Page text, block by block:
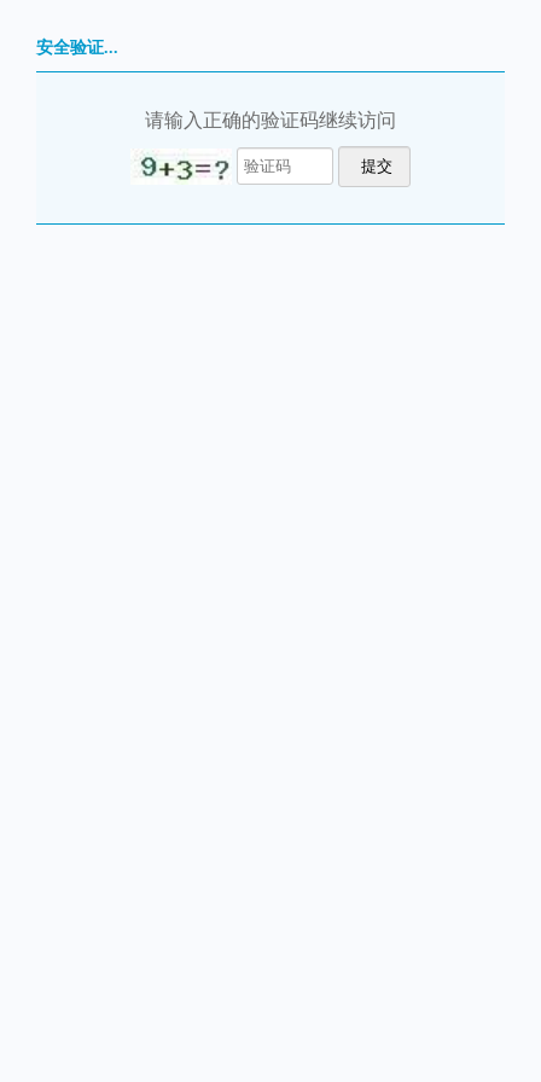
安全验证...
请输入正确的验证码继续访问